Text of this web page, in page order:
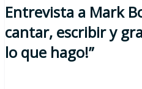
Entrevista a Mark
cantar, escribir y
lo que hago!”